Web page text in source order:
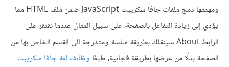
ومهمتها دمج ملفات جافا سكريبت JavaScript ضمن ملف HTML مما
يؤدي إلى زيادة التفاعل بالصفحة، على سبيل المثال عندما نقنقر على
الرابط About سينقلك بطريقة سلسة ومتدرجة إلى القسم الخاص بها من
الصفحة بدلًا من عرضها بطريقة فجائية، طبعًا وظائف لغة جافا سكريبت